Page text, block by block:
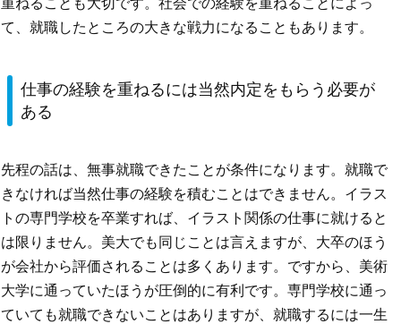
て、就職したところの大きな戦力になることもあります。
仕事の経験を重ねるには当然内定をもらう必要が
ある
先程の話は、無事就職できたことが条件になります。就職で
きなければ当然仕事の経験を積むことはできません。イラス
トの専門学校を卒業すれば、イラスト関係の仕事に就けると
は限りません。美大でも同じことは言えますが、大卒のほう
が会社から評価されることは多くあります。ですから、美術
大学に通っていたほうが圧倒的に有利です。専門学校に通っ
ていても就職できないことはありますが、就職するには一生